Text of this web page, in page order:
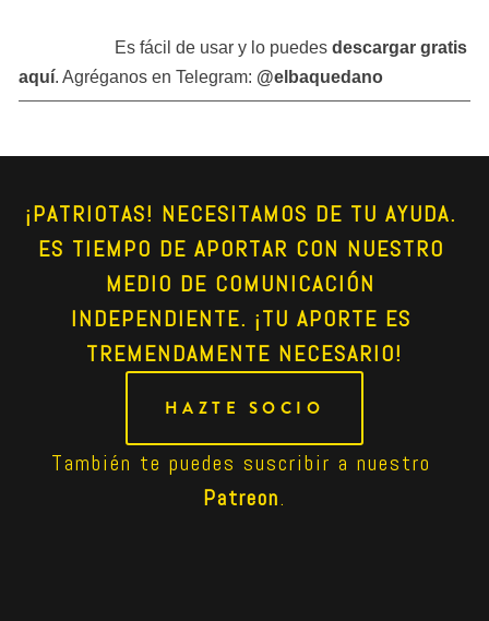
                      Es fácil de usar y lo puedes
descargar gratis
aquí. Agréganos en Telegram: @elbaquedano
¡PATRIOTAS! NECESITAMOS DE TU AYUDA.
ES TIEMPO DE APORTAR CON NUESTRO
MEDIO DE COMUNICACIÓN
INDEPENDIENTE. ¡TU APORTE ES
TREMENDAMENTE NECESARIO!
HAZTE SOCIO
Patreon.